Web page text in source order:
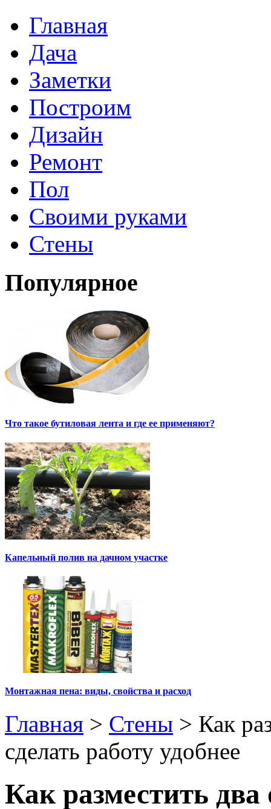
Главная
Дача
Заметки
Построим
Дизайн
Ремонт
Пол
Своими руками
Стены
Популярное
Что такое бутиловая лента и где ее применяют?
Капельный полив на дачном участке
Монтажная пена: виды, свойства и расход
Главная > Стены > Как
сделать работу удобнее
Как разместить